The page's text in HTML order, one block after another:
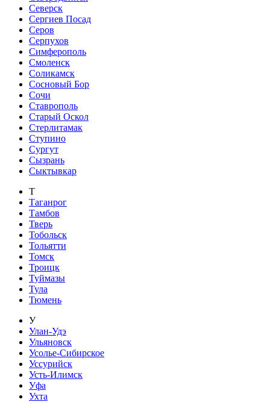
Северск
Сергиев Посад
Серов
Серпухов
Симферополь
Смоленск
Соликамск
Сосновый Бор
Сочи
Ставрополь
Старый Оскол
Стерлитамак
Ступино
Сургут
Сызрань
Сыктывкар
Т
Таганрог
Тамбов
Тверь
Тобольск
Тольятти
Томск
Троицк
Туймазы
Тула
Тюмень
У
Улан-Удэ
Ульяновск
Усолье-Сибирское
Уссурийск
Усть-Илимск
Уфа
Ухта